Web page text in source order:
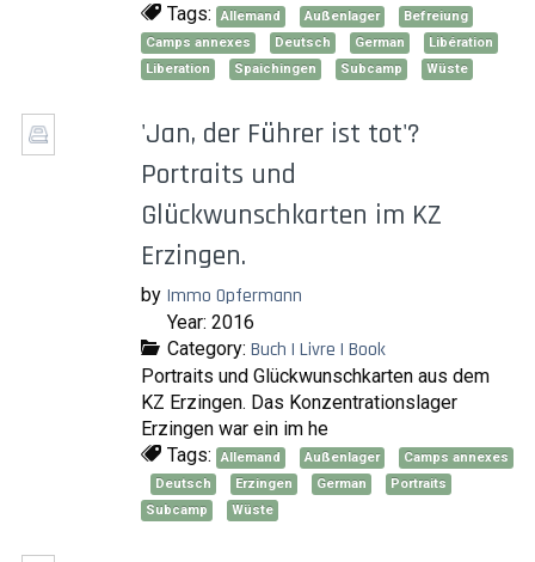
Tags:
Allemand Außenlager
Befreiung
Camps annexes
Deutsch German
Libération
Liberation
Spaichingen Subcamp Wüste
'Jan, der Führer ist tot'?
Portraits und
Glückwunschkarten im KZ
Erzingen.
by Immo Opfermann
Year: 2016
Category: Buch | Livre | Book
Portraits und Glückwunschkarten aus dem
KZ Erzingen. Das Konzentrationslager
Erzingen war ein im he
Tags:
Allemand Außenlager
Camps annexes
Deutsch
Erzingen German
Portraits
Subcamp
Wüste